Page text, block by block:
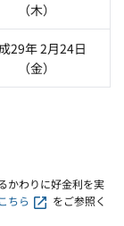
（木）
29年 2月24日
（金）
かわりに好金利を実
ちら
をご参照く